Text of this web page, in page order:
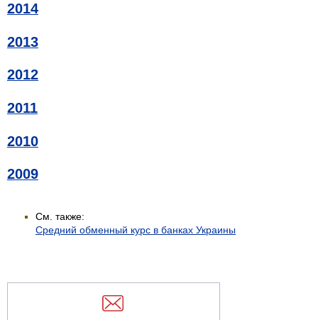
2014
2013
2012
2011
2010
2009
См. также:
Средний обменный курс в банках Украины